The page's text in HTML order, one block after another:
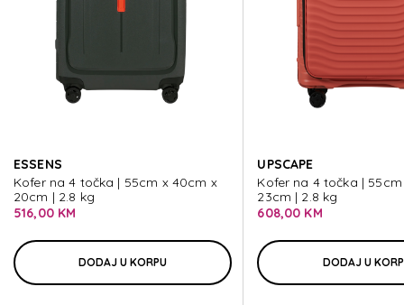
FLYTWIST
FLYTWIST
FLYTWIST
ESSENS
Kofer na 4 točka | 55cm x 40cm x
20cm | 2.8 kg
516,00 KM
DODAJ U KORPU
UPSCAPE
Kofer na 4 točka |
23cm | 2.8 kg
608,00 KM
DODAJ U